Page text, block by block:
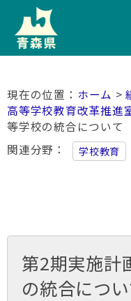
ホーム >
高等学校教育改革推進
等学校の統合について
関連分野
学校教育
第2期実施計
の統合につ